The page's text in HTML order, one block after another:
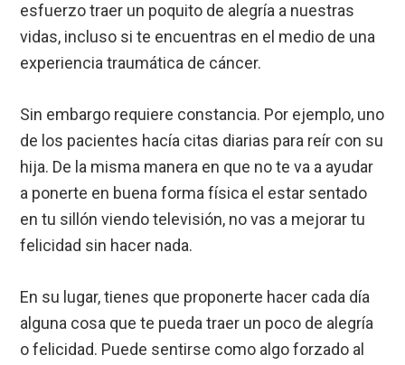
esfuerzo traer un poquito de alegría a nuestras
vidas, incluso si te encuentras en el medio de una
experiencia traumática de cáncer.
Sin embargo requiere constancia. Por ejemplo, uno
de los pacientes hacía citas diarias para reír con su
hija. De la misma manera en que no te va a ayudar
a ponerte en buena forma física el estar sentado
en tu sillón viendo televisión, no vas a mejorar tu
felicidad sin hacer nada.
En su lugar, tienes que proponerte hacer cada día
alguna cosa que te pueda traer un poco de alegría
o felicidad. Puede sentirse como algo forzado al